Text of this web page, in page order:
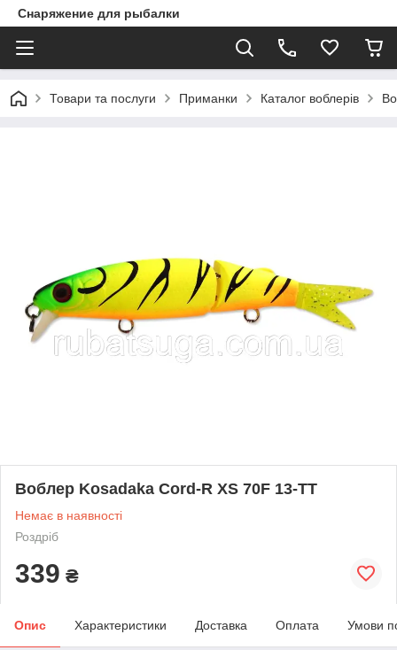
Снаряжение для рыбалки
Товари та послуги Приманки Каталог воблерів
Воблер Kosadaka Cord-R XS 70F 13-TT
Немає в наявності
Роздріб
339 ₴
Опис Характеристики Доставка Оплата Умови